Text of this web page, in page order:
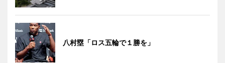
八村塁「ロス五輪で１勝を」